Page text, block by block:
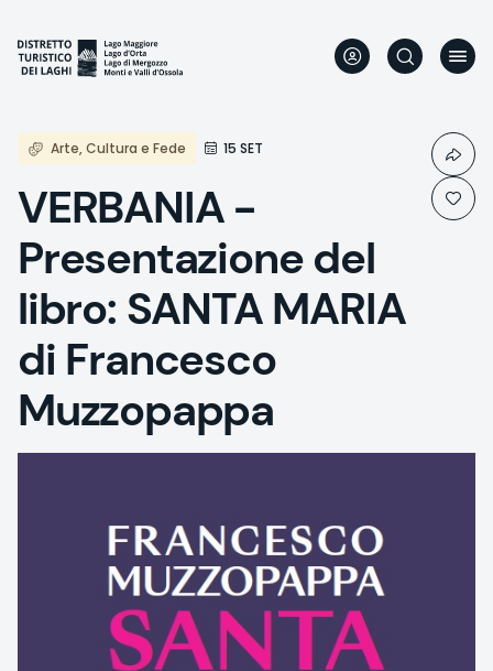
main
content
Arte, Cultura e Fede 15 SET
VERBANIA -
Presentazione del
libro: SANTA MARIA
di Francesco
Muzzopappa